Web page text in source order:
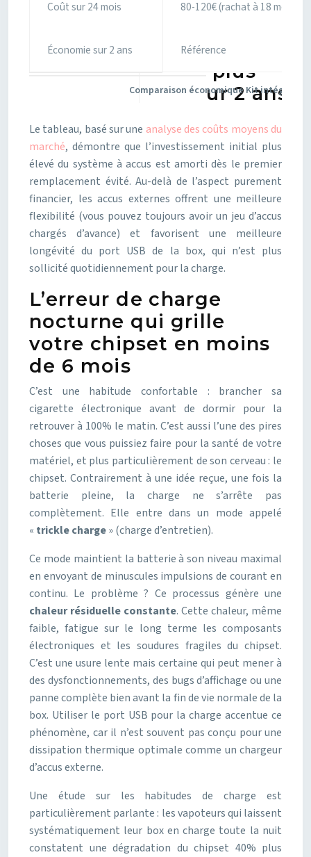
Comparaison économique Kit intégré vs
Coût sur 24 mois 80-120€ (rachat à 18 mois)
Économie sur 2 ans Référence
Le tableau, basé sur une analyse des coûts moyens du
marché, démontre que l’investissement initial plus
élevé du système à accus est amorti dès le premier
remplacement évité. Au-delà de l’aspect purement
financier, les accus externes offrent une meilleure
flexibilité (vous pouvez toujours avoir un jeu d’accus
chargés d’avance) et favorisent une meilleure
longévité du port USB de la box, qui n’est plus
sollicité quotidiennement pour la charge.
L’erreur de charge
nocturne qui grille
votre chipset en moins
de 6 mois
C’est une habitude confortable : brancher sa
cigarette électronique avant de dormir pour la
retrouver à 100% le matin. C’est aussi l’une des pires
choses que vous puissiez faire pour la santé de votre
matériel, et plus particulièrement de son cerveau : le
chipset. Contrairement à une idée reçue, une fois la
batterie pleine, la charge ne s’arrête pas
complètement. Elle entre dans un mode appelé
« trickle charge» (charge d’entretien).
Ce mode maintient la batterie à son niveau maximal
en envoyant de minuscules impulsions de courant en
continu. Le problème ? Ce processus génère une
chaleur résiduelle constante. Cette chaleur, même
faible, fatigue sur le long terme les composants
électroniques et les soudures fragiles du chipset.
C’est une usure lente mais certaine qui peut mener à
des dysfonctionnements, des bugs d’affichage ou une
panne complète bien avant la fin de vie normale de la
box. Utiliser le port USB pour la charge accentue ce
phénomène, car il n’est souvent pas conçu pour une
dissipation thermique optimale comme un chargeur
d’accus externe.
Une étude sur les habitudes de charge est
particulièrement parlante : les vapoteurs qui laissent
systématiquement leur box en charge toute la nuit
constatent une dégradation du chipset 40% plus